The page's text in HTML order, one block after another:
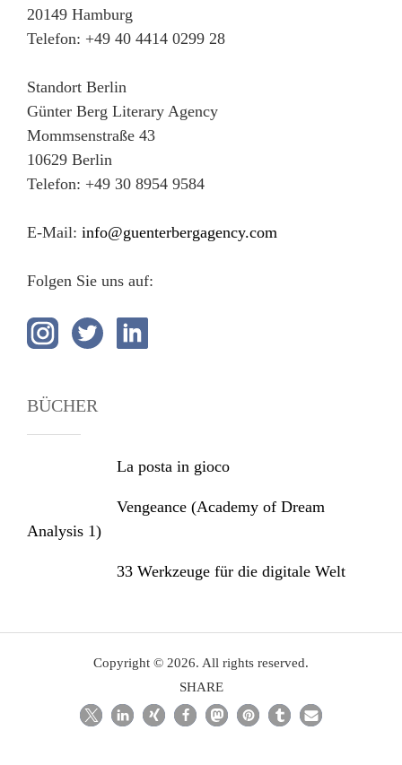
20149 Hamburg
Telefon: +49 40 4414 0299 28
Standort Berlin
Günter Berg Literary Agency
Mommsenstraße 43
10629 Berlin
Telefon: +49 30 8954 9584
E-Mail: info@guenterbergagency.com
Folgen Sie uns auf:
BÜCHER
La posta in gioco
Vengeance (Academy of Dream
Analysis 1)
33 Werkzeuge für die digitale Welt
Copyright © 2026. All rights reserved.
SHARE